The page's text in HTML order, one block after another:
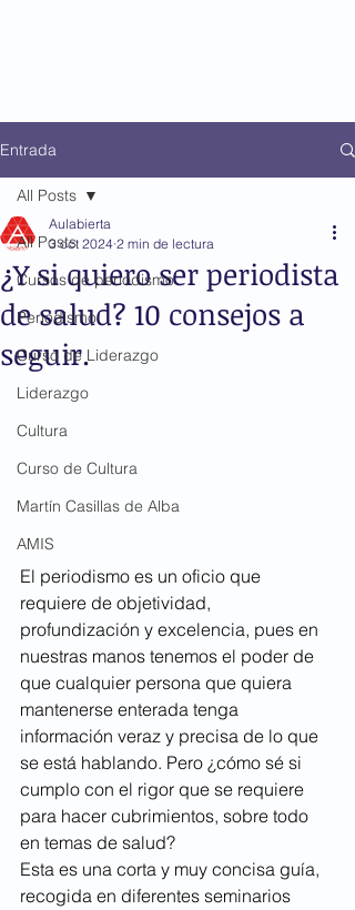
Entrada
All Posts
Cursos de periodismo
Periodismo
Curso de Liderazgo
Liderazgo
Cultura
Curso de Cultura
Martín Casillas de Alba
AMIS
All Posts
¿Y si quiero ser periodista
de salud? 10 consejos a
seguir.
Aulabierta
3 oct 2024 2 min de lectura
El periodismo es un oficio que
requiere de objetividad,
profundización y excelencia, pues en
nuestras manos tenemos el poder de
que cualquier persona que quiera
mantenerse enterada tenga
información veraz y precisa de lo que
se está hablando. Pero ¿cómo sé si
cumplo con el rigor que se requiere
para hacer cubrimientos, sobre todo
en temas de salud?
Esta es una corta y muy concisa guía,
recogida en diferentes seminarios